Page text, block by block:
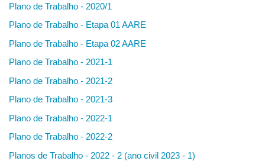
Plano de Trabalho - 2020/1
Plano de Trabalho - Etapa 01 AARE
Plano de Trabalho - Etapa 02 AARE
Plano de Trabalho - 2021-1
Plano de Trabalho - 2021-2
Plano de Trabalho - 2021-3
Plano de Trabalho - 2022-1
Plano de Trabalho - 2022-2
Planos de Trabalho - 2022 - 2 (ano civil 2023 - 1)